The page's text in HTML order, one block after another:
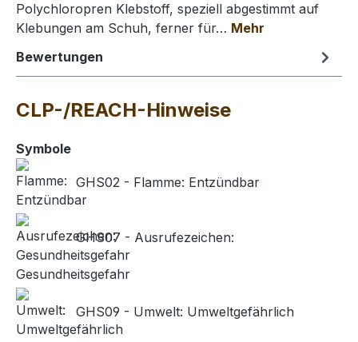
Polychloropren Klebstoff, speziell abgestimmt auf
Klebungen am Schuh, ferner für… Mehr
Bewertungen
CLP-/REACH-Hinweise
Symbole
GHS02 - Flamme: Entzündbar
GHS07 - Ausrufezeichen:
Gesundheitsgefahr
GHS09 - Umwelt: Umweltgefährlich